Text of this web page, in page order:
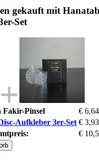
gekauft mit
Set
Fakir-Pinsel
€ 6,64
Aufkleber 3er-Set € 3,93
€